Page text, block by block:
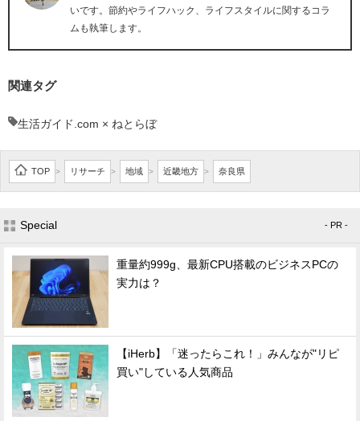
いです。節約やライフハック、ライフスタイルに関するコラ
ムも執筆します。
関連タグ
生活ガイド.com × ねとらぼ
TOP > リサーチ > 地域 > 近畿地方 > 奈良県
Special - PR -
重量約999g、最新CPU搭載のビジネスPCの
実力は？
【iHerb】「迷ったらこれ！」みんなが"リピ
買い"している人気商品